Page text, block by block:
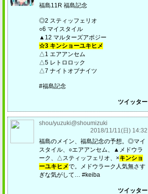
福島11R 福島記念
◎2 スティッフェリオ
○6 マイスタイル
▲12 マルターズアポジー
☆3 キンショーユキヒメ
△1 エアアンセム
△5 レトロロック
△7 ナイトオブナイツ
#福島記念
ツイッター
shou/yuzuki@shoumizuki
2018/11/11(日) 14:32
福島のメイン、福島記念の予想。◎マイ
スタイル、○エアアンセム、▲メドウラ
ーク、△スティッフェリオ、×キンショ
ーユキヒメで。メドウラーク人気無さす
ぎな気がして… #keiba
ツイッター